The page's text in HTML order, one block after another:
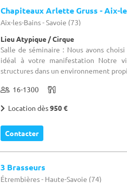
Chapiteaux Arlette Gruss - Aix-
Aix-les-Bains - Savoie (73)
Lieu Atypique / Cirque
Salle de séminaire : Nous avons
idéal à votre manifestation Notre
structures dans un environnement
16-1300
Location dès950 €
Contacter
3 Brasseurs
Étrembières - Haute-Savoie (74)